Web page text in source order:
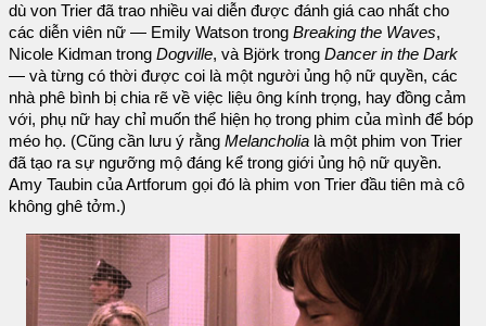
dù von Trier đã trao nhiều vai diễn được đánh giá cao nhất cho
các diễn viên nữ — Emily Watson trong Breaking the Waves,
Nicole Kidman trong Dogville, và Björk trong Dancer in the Dark
— và từng có thời được coi là một người ủng hộ nữ quyền, các
nhà phê bình bị chia rẽ về việc liệu ông kính trọng, hay đồng cảm
với, phụ nữ hay chỉ muốn thể hiện họ trong phim của mình để bóp
méo họ. (Cũng cần lưu ý rằng Melancholia là một phim von Trier
đã tạo ra sự ngưỡng mộ đáng kể trong giới ủng hộ nữ quyền.
Amy Taubin của Artforum gọi đó là phim von Trier đầu tiên mà cô
không ghê tởm.)